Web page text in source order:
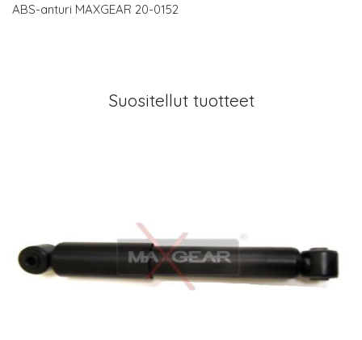
ABS-anturi MAXGEAR 20-0152
Suositellut tuotteet